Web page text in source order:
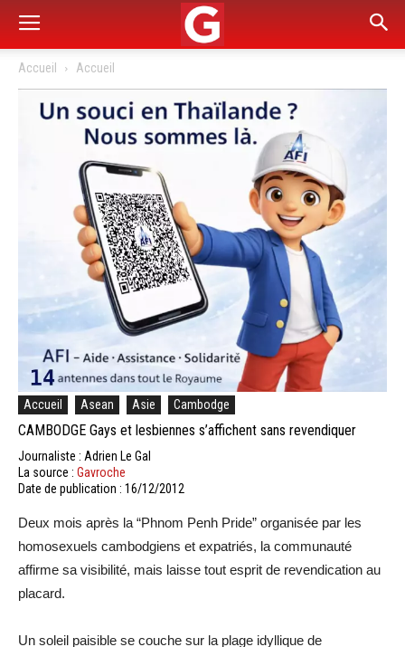
Accueil Accueil
Accueil Asean Asie Cambodge
CAMBODGE Gays et lesbiennes s’affichent sans revendiquer
Journaliste : Adrien Le Gal
La source : Gavroche
Date de publication : 16/12/2012
Deux mois après la “Phnom Penh Pride” organisée par les
homosexuels cambodgiens et expatriés, la communauté
affirme sa visibilité, mais laisse tout esprit de revendication au
placard.
Un soleil paisible se couche sur la plage idyllique de